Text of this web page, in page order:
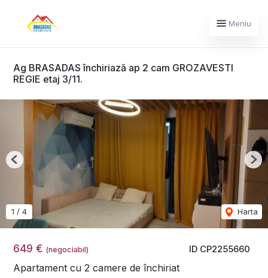
Meniu
Ag BRASADAS închiriază ap 2 cam GROZAVESTI
REGIE etaj 3/11.
ID CP2255660
649 € (negociabil)
Apartament cu 2 camere de închiriat
1 / 4 Harta
Previous